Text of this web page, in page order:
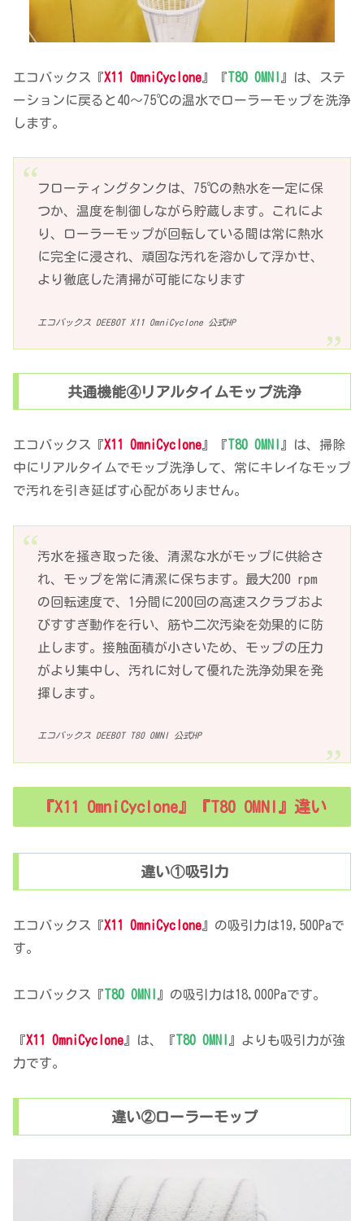
エコバックス『X11 OmniCyclone 』『T80 OMNI
』は、ステ
ーションに戻ると40～75℃の温水でローラーモップを洗浄
します。
フローティングタンクは、75℃の熱水を一定に保
つか、温度を制御しながら貯蔵します。これによ
り、ローラーモップが回転している間は常に熱水
に完全に浸され、頑固な汚れを溶かして浮かせ、
より徹底した清掃が可能になります
エコバックス DEEBOT X11 OmniCyclone 公式HP
共通機能④リアルタイムモップ洗浄
エコバックス『X11 OmniCyclone』『T80 OMNI 』は、掃除
中にリアルタイムでモップ洗浄して、常にキレイなモップ
で汚れを引き延ばす心配がありません。
汚水を掻き取った後、清潔な水がモップに供給さ
れ、モップを常に清潔に保ちます。最大200 rpm
の回転速度で、1分間に200回の高速スクラブおよ
びすすぎ動作を行い、筋や二次汚染を効果的に防
止します。接触面積が小さいため、モップの圧力
がより集中し、汚れに対して優れた洗浄効果を発
揮します。
エコバックス DEEBOT T80 OMNI 公式HP
『X11 OmniCyclone』『T80 OMNI』違い
違い①吸引力
エコバックス『X11 OmniCyclone 』の吸引力は19,500Paで
す。
エコバックス『T80 OMNI 』の吸引力は18,000Paです。
『X11 OmniCyclone』は、『T80 OMNI 』よりも吸引力が強
力です。
違い②ローラーモップ